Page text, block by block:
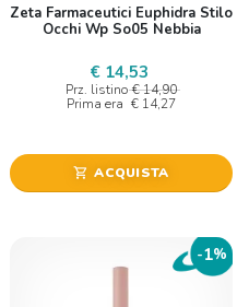
Zeta Farmaceutici Euphidra Stilo
Occhi Wp So05 Nebbia
€ 14,53
Prz. listino € 14,90
Prima era € 14,27
shopping_cart ACQUISTA
-1%